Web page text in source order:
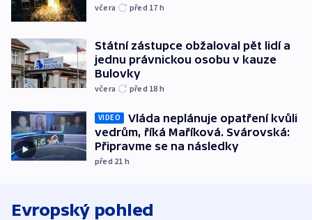
včera před 17 h
Státní zástupce obžaloval pět lidí a
jednu právnickou osobu v kauze
Bulovky
včera před 18 h
VIDEO
Vláda neplánuje opatření kvůli
vedrům, říká Maříková. Svárovská:
Připravme se na následky
před 21 h
Evropský pohled